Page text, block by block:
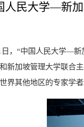
人民大学—新
日，“中国人民大学—
新加坡管理大学联合
界其他地区的专家学